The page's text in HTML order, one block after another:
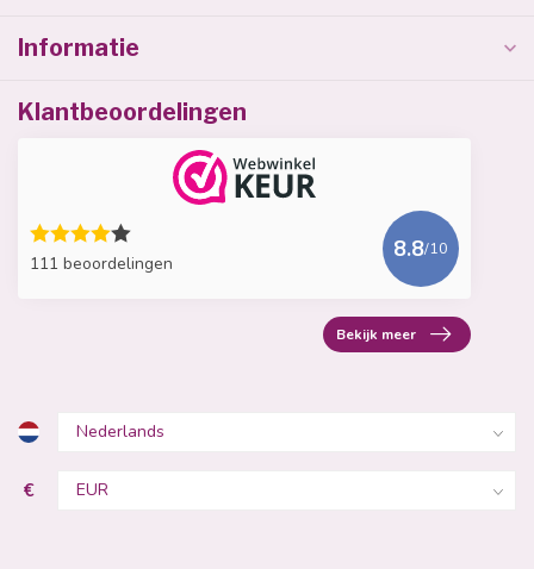
Informatie
Klantbeoordelingen
111 beoordelingen
8.8/10
Bekijk meer
€